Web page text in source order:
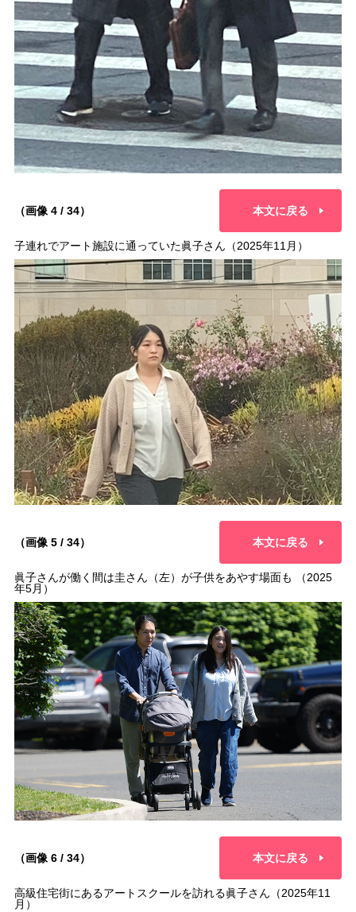
（画像 4 / 34） 本文に戻る
子連れでアート施設に通っていた眞子さん（2025年11月）
（画像 5 / 34） 本文に戻る
眞子さんが働く間は圭さん（左）が子供をあやす場面も （2025
年5月）
（画像 6 / 34） 本文に戻る
高級住宅街にあるアートスクールを訪れる眞子さん（2025年11
月）